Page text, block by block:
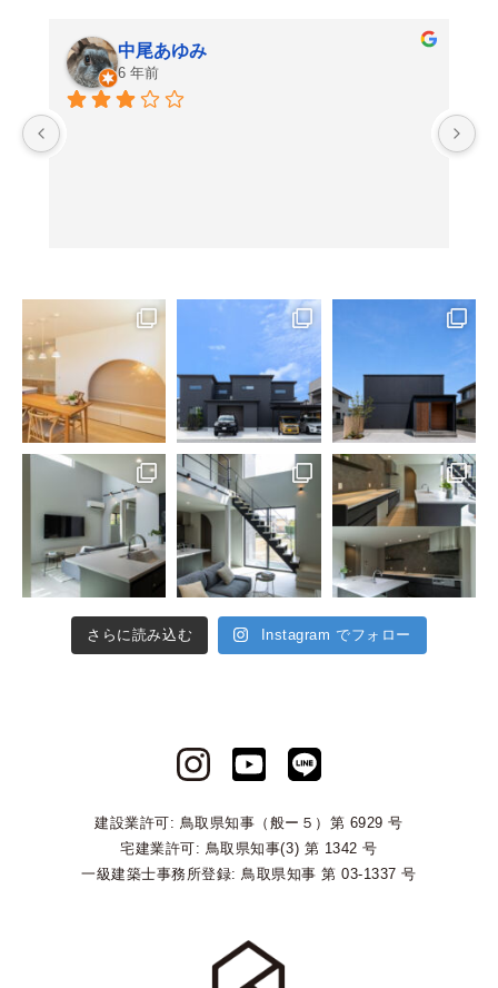
中尾あゆみ
6 年前
さらに読み込む Instagram でフォロー
建設業許可: 鳥取県知事（般ー５）第 6929 号
宅建業許可: 鳥取県知事(3) 第 1342 号
一級建築士事務所登録: 鳥取県知事 第 03-1337 号